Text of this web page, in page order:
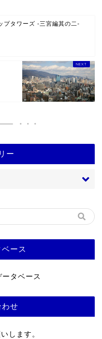
プタワーズ -三宮編其の二-
ー
ース
タベース
せ
します。